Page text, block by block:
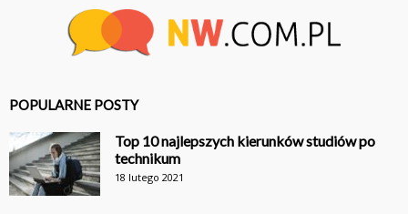
POPULARNE POSTY
Top 10 najlepszych kierunków studiów po
technikum
18 lutego 2021